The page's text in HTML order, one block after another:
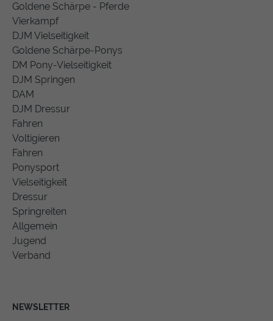
Goldene Schärpe - Pferde
Vierkampf
DJM Vielseitigkeit
Goldene Schärpe-Ponys
DM Pony-Vielseitigkeit
DJM Springen
DAM
DJM Dressur
Fahren
Voltigieren
Fahren
Ponysport
Vielseitigkeit
Dressur
Springreiten
Allgemein
Jugend
Verband
NEWSLETTER